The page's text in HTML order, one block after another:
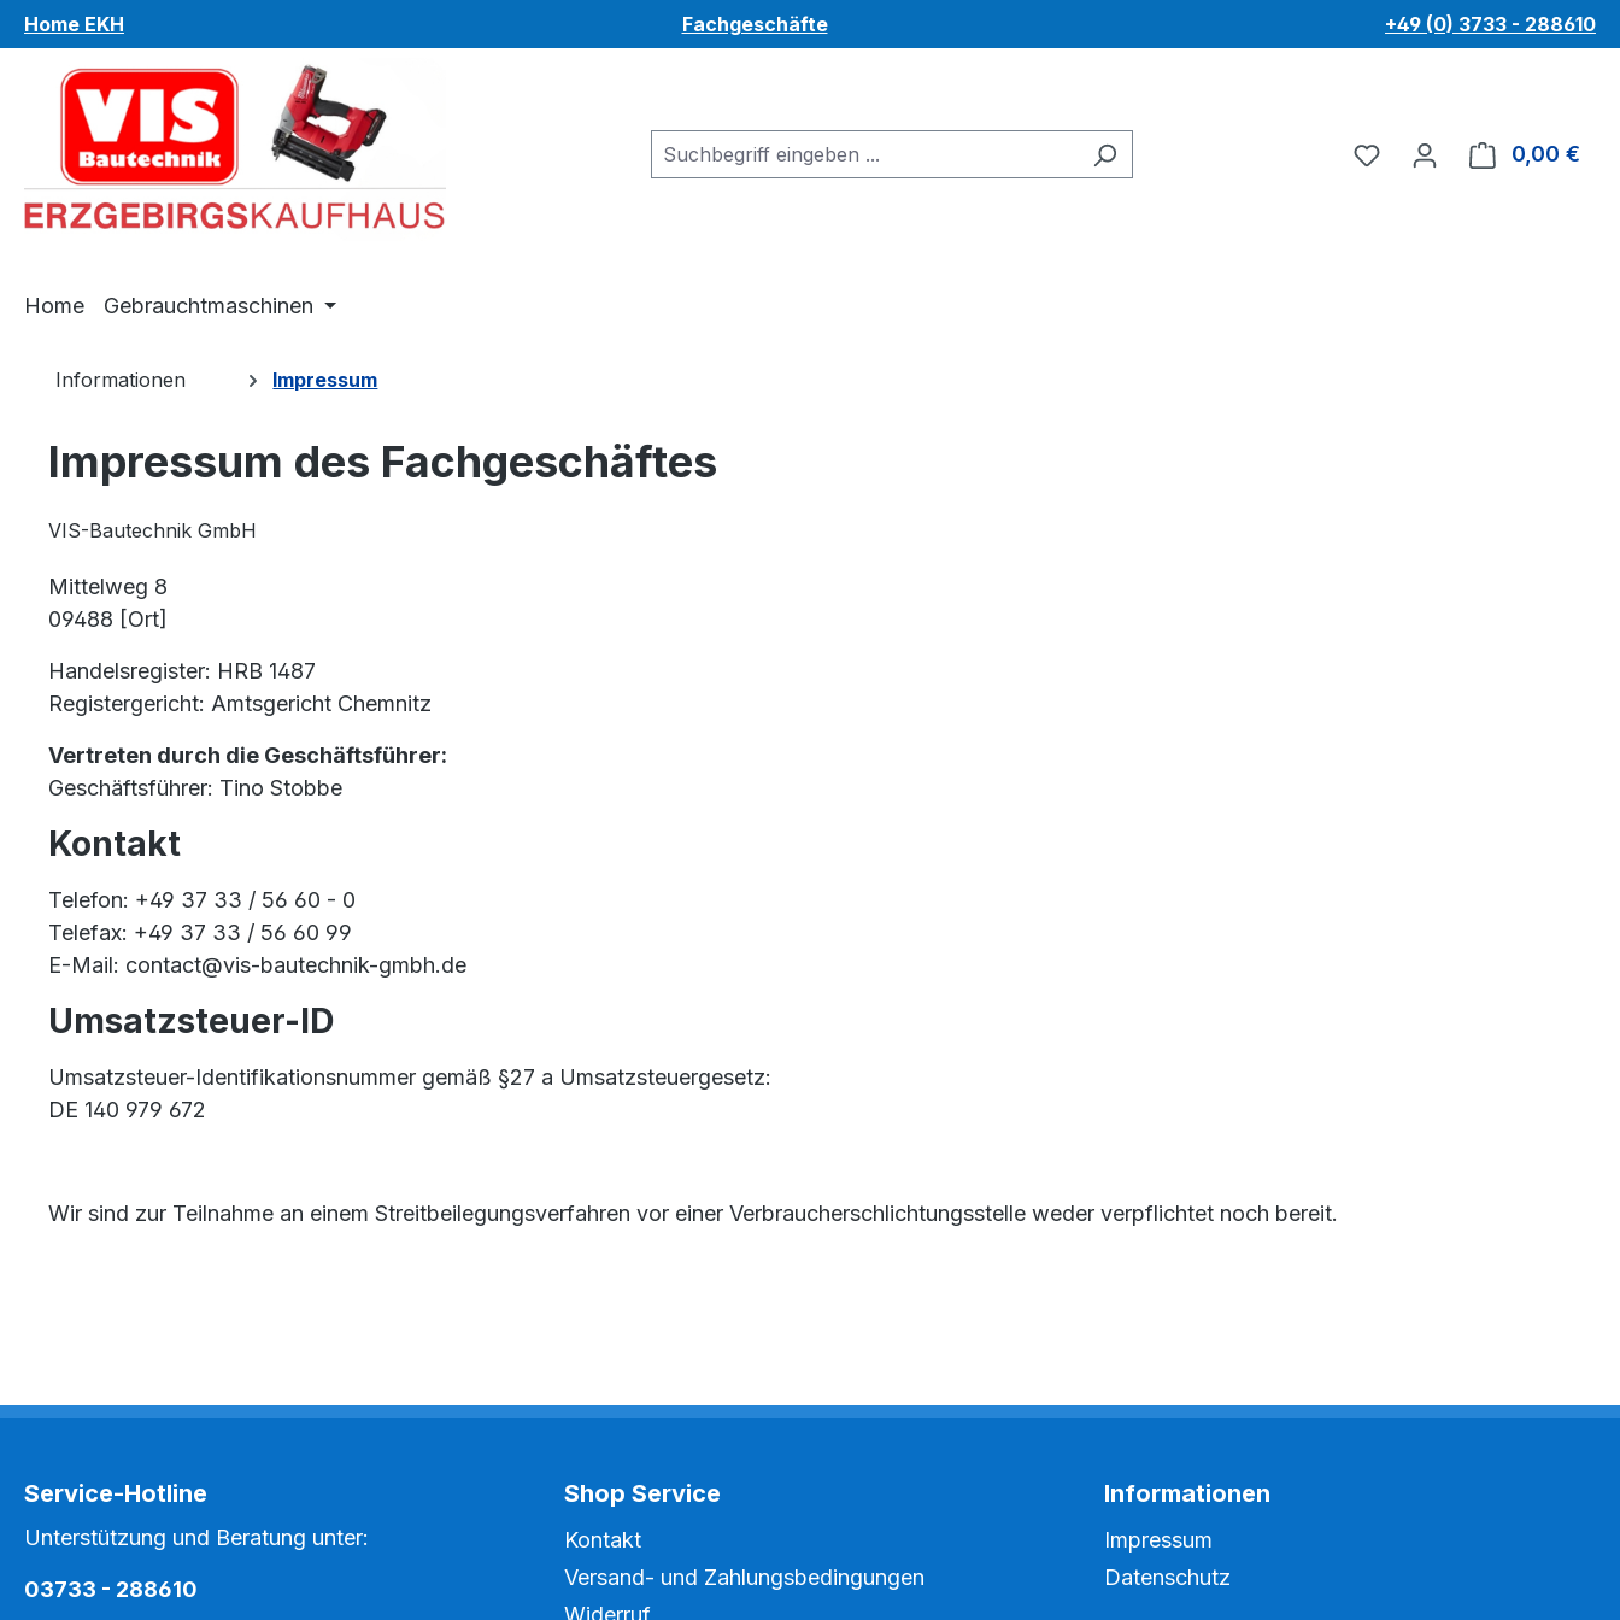
Hauptinhalt springen
Zur Suche springen
Zur Hauptnavigation springen
Home EKH Fachgeschäfte +49 (0) 3733 - 288610
Du hast 0 Produkte
0,00 €
Home Gebrauchtmaschinen
Informationen Impressum
Impressum des Fachgeschäftes
VIS-Bautechnik GmbH
Mittelweg 8
09488 [Ort]
Handelsregister: HRB 1487
Registergericht: Amtsgericht Chemnitz
Vertreten durch die Geschäftsführer:
Geschäftsführer: Tino Stobbe
Kontakt
Telefon: +49 37 33 / 56 60 - 0
Telefax: +49 37 33 / 56 60 99
E-Mail: contact@vis-bautechnik-gmbh.de
Umsatzsteuer-ID
Umsatzsteuer-Identifikationsnummer gemäß §27 a Umsatzsteuergesetz:
DE 140 979 672
Wir sind zur Teilnahme an einem Streitbeilegungsverfahren vor einer Verbraucherschlichtungsstelle weder verpflichtet noch bereit.
Service-Hotline
Unterstützung und Beratung unter:
03733 - 288610
Shop Service
Kontakt
Versand- und Zahlungsbedingungen
Widerruf
Informationen
Impressum
Datenschutz